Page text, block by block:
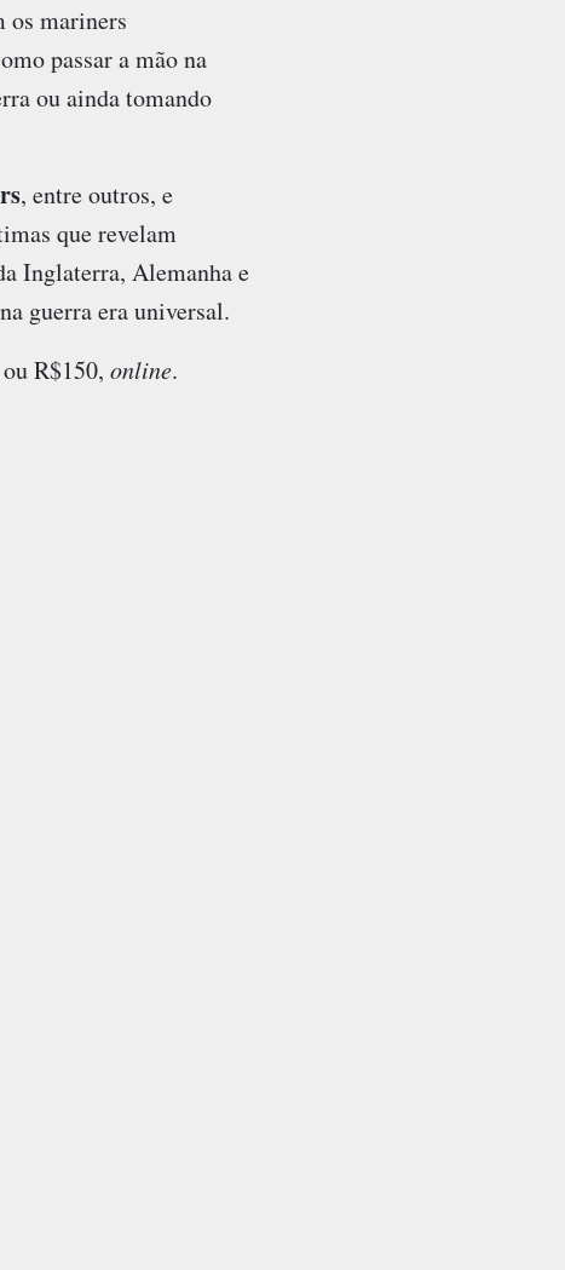
os mariners
passar a mão na
ou ainda tomando
, entre outros, e
que revelam
Inglaterra, Alemanha e
guerra era universal.
R$150, online.